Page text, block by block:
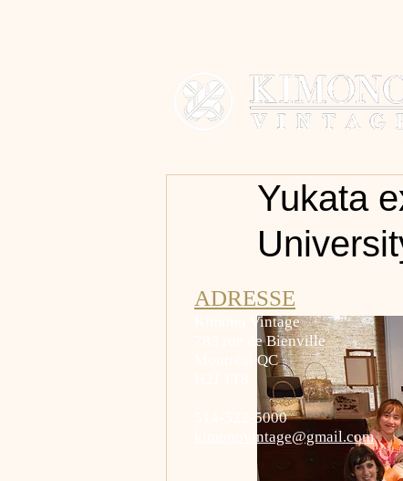
Yukata
ADRESSE
Kimono Vintage
783 rue de Bienville
Montréal QC
514-522-5000
kimonovintage@gmail.com